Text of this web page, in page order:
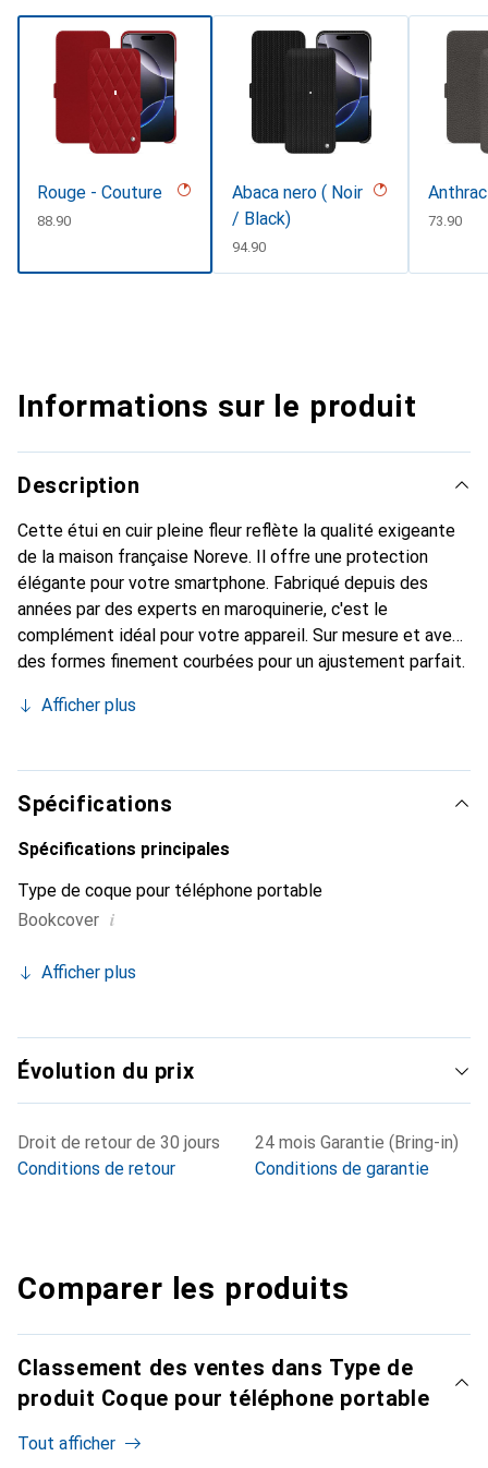
Rouge - Couture
CHF
88.90
Abaca nero ( Noir
/ Black)
CHF
94.90
CHF
73.90
Informations sur le produit
Description
Cette étui en cuir pleine fleur reflète la qualité exigeante
de la maison française Noreve. Il offre une protection
élégante pour votre smartphone. Fabriqué depuis des
années par des experts en maroquinerie, c'est le
complément idéal pour votre appareil. Sur mesure et avec
des formes finement courbées pour un ajustement parfait.
smartphone. La marque Noreve est reconnue
est toujours un bon choix pour le client exigeant.
Afficher plus
Spécifications
Spécifications principales
Type de coque pour téléphone portable
Bookcover i
Afficher plus
Évolution du prix
Droit de retour de 30 jours
Conditions de retour
24 mois Garantie (Bring-in)
Conditions de garantie
Comparer les produits
Classement des ventes dans Type de
produit Coque pour téléphone portable
Tout afficher